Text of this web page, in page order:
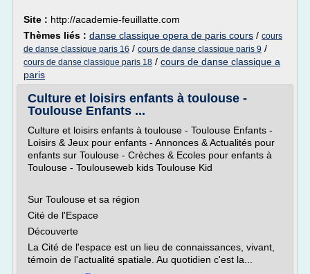
Site : http://academie-feuillatte.com
Thèmes liés : danse classique opera de paris cours / cours
de danse classique paris 16 / cours de danse classique paris 9 /
cours de danse classique paris 18 / cours de danse classique a
paris
Culture et loisirs enfants à toulouse -
Toulouse Enfants ...
Culture et loisirs enfants à toulouse - Toulouse Enfants -
Loisirs & Jeux pour enfants - Annonces & Actualités pour
enfants sur Toulouse - Crèches & Ecoles pour enfants à
Toulouse - Toulouseweb kids Toulouse Kid
Sur Toulouse et sa région
Cité de l'Espace
Découverte
La Cité de l'espace est un lieu de connaissances, vivant,
témoin de l'actualité spatiale. Au quotidien c'est la...